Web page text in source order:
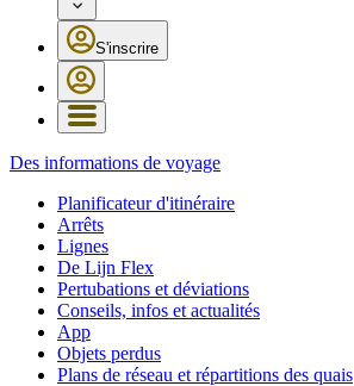
S'inscrire
Des informations de voyage
Planificateur d'itinéraire
Arrêts
Lignes
De Lijn Flex
Pertubations et déviations
Conseils, infos et actualités
App
Objets perdus
Plans de réseau et répartitions des quais